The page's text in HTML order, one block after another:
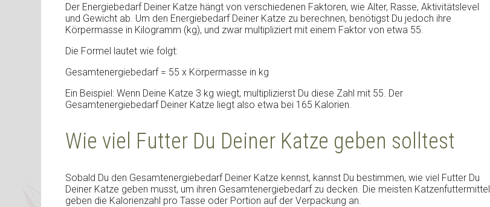
Der Energiebedarf Deiner Katze hängt von verschiedenen Faktoren, wie Alter, Rasse, Aktivitätslevel
und Gewicht ab. Um den Energiebedarf Deiner Katze zu berechnen, benötigst Du jedoch ihre
Körpermasse in Kilogramm (kg), und zwar multipliziert mit einem Faktor von etwa 55.
Die Formel lautet wie folgt:
Gesamtenergiebedarf = 55 x Körpermasse in kg
Ein Beispiel: Wenn Deine Katze 3 kg wiegt, multiplizierst Du diese Zahl mit 55. Der
Gesamtenergiebedarf Deiner Katze liegt also etwa bei 165 Kalorien.
Wie viel Futter Du Deiner Katze geben solltest
Sobald Du den Gesamtenergiebedarf Deiner Katze kennst, kannst Du bestimmen, wie viel Futter Du
Deiner Katze geben musst, um ihren Gesamtenergiebedarf zu decken. Die meisten Katzenfuttermittel
geben die Kalorienzahl pro Tasse oder Portion auf der Verpackung an.